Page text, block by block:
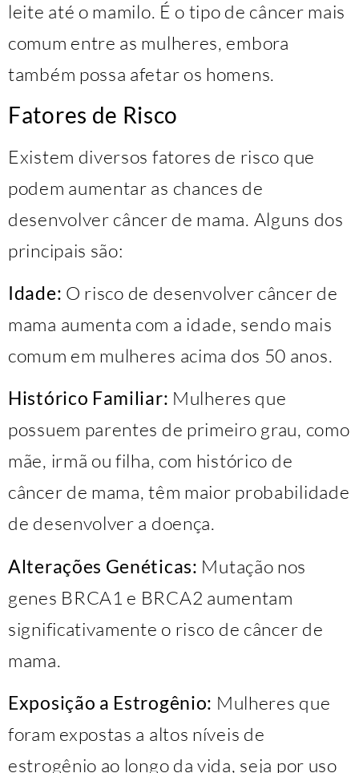
leite até o mamilo. É o tipo de câncer mais
comum entre as mulheres, embora
também possa afetar os homens.
Fatores de Risco
Existem diversos fatores de risco que
podem aumentar as chances de
desenvolver câncer de mama. Alguns dos
principais são:
Idade: O risco de desenvolver câncer de
mama aumenta com a idade, sendo mais
comum em mulheres acima dos 50 anos.
Histórico Familiar: Mulheres que
possuem parentes de primeiro grau, como
mãe, irmã ou filha, com histórico de
câncer de mama, têm maior probabilidade
de desenvolver a doença.
Alterações Genéticas: Mutação nos
genes BRCA1 e BRCA2 aumentam
significativamente o risco de câncer de
mama.
Exposição a Estrogênio: Mulheres que
foram expostas a altos níveis de
estrogênio ao longo da vida, seja por uso